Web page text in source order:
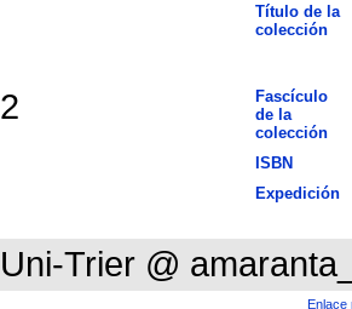
Título de la
colección
2
Fascículo
de la
colección
ISBN
Expedición
Uni-Trier @
Enlace